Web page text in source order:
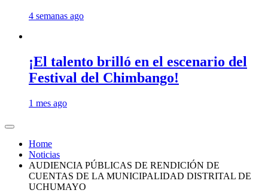
4 semanas ago
¡El talento brilló en el escenario del
Festival del Chimbango!
1 mes ago
Home
Noticias
AUDIENCIA PÚBLICAS DE RENDICIÓN DE
CUENTAS DE LA MUNICIPALIDAD DISTRITAL DE
UCHUMAYO